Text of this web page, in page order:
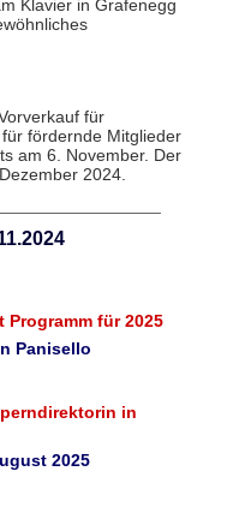
Klavier in Grafenegg
für
fördernde Mitglieder
am 6. November. Der
2024.
für 2025
Panisello
in
2025